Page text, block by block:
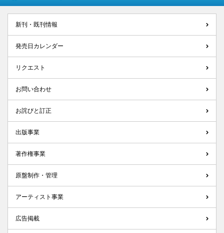
新刊・既刊情報
発売日カレンダー
リクエスト
お問い合わせ
お詫びと訂正
出版事業
著作権事業
原盤制作・管理
アーティスト事業
広告掲載